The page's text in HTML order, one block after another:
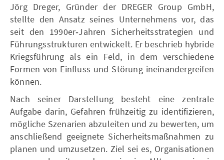
Jörg Dreger, Gründer der DREGER Group GmbH,
stellte den Ansatz seines Unternehmens vor, das
seit den 1990er‑Jahren Sicherheitsstrategien und
Führungsstrukturen entwickelt. Er beschrieb hybride
Kriegsführung als ein Feld, in dem verschiedene
Formen von Einfluss und Störung ineinandergreifen
können.
Nach seiner Darstellung besteht eine zentrale
Aufgabe darin, Gefahren frühzeitig zu identifizieren,
mögliche Szenarien abzuleiten und zu bewerten, um
anschließend geeignete Sicherheitsmaßnahmen zu
planen und umzusetzen. Ziel sei es, Organisationen